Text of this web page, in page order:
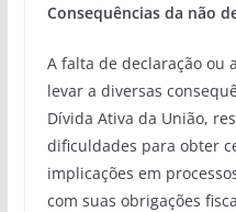
Consequências da não
A falta de declaração ou
levar a diversas
Dívida Ativa da União,
dificuldades para obter
implicações em
com suas obrigações